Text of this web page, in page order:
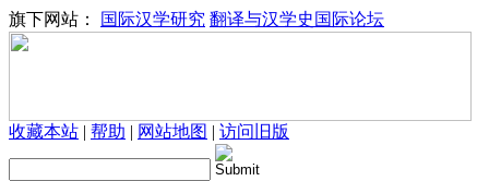
旗下网站： 国际汉学研究 翻译与汉学史国际论坛
收藏本站 | 帮助 | 网站地图 | 访问旧版